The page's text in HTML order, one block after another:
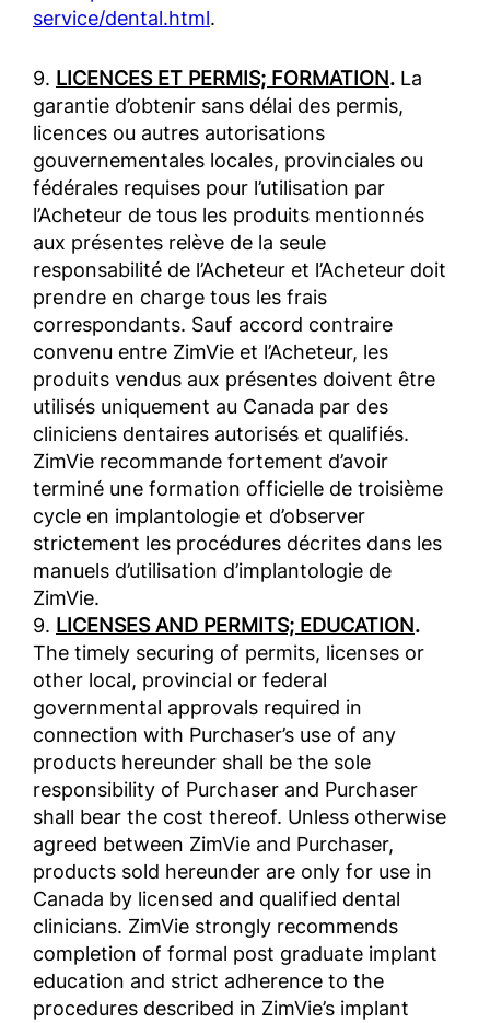
service/dental.html.
9. LICENCES ET PERMIS; FORMATION. La
garantie d’obtenir sans délai des permis,
licences ou autres autorisations
gouvernementales locales, provinciales ou
fédérales requises pour l’utilisation par
l’Acheteur de tous les produits mentionnés
aux présentes relève de la seule
responsabilité de l’Acheteur et l’Acheteur doit
prendre en charge tous les frais
correspondants. Sauf accord contraire
convenu entre ZimVie et l’Acheteur, les
produits vendus aux présentes doivent être
utilisés uniquement au Canada par des
cliniciens dentaires autorisés et qualifiés.
ZimVie recommande fortement d’avoir
terminé une formation officielle de troisième
cycle en implantologie et d’observer
strictement les procédures décrites dans les
manuels d’utilisation d’implantologie de
ZimVie.
9. LICENSES AND PERMITS; EDUCATION.
The timely securing of permits, licenses or
other local, provincial or federal
governmental approvals required in
connection with Purchaser’s use of any
products hereunder shall be the sole
responsibility of Purchaser and Purchaser
shall bear the cost thereof. Unless otherwise
agreed between ZimVie and Purchaser,
products sold hereunder are only for use in
Canada by licensed and qualified dental
clinicians. ZimVie strongly recommends
completion of formal post graduate implant
education and strict adherence to the
procedures described in ZimVie’s implant